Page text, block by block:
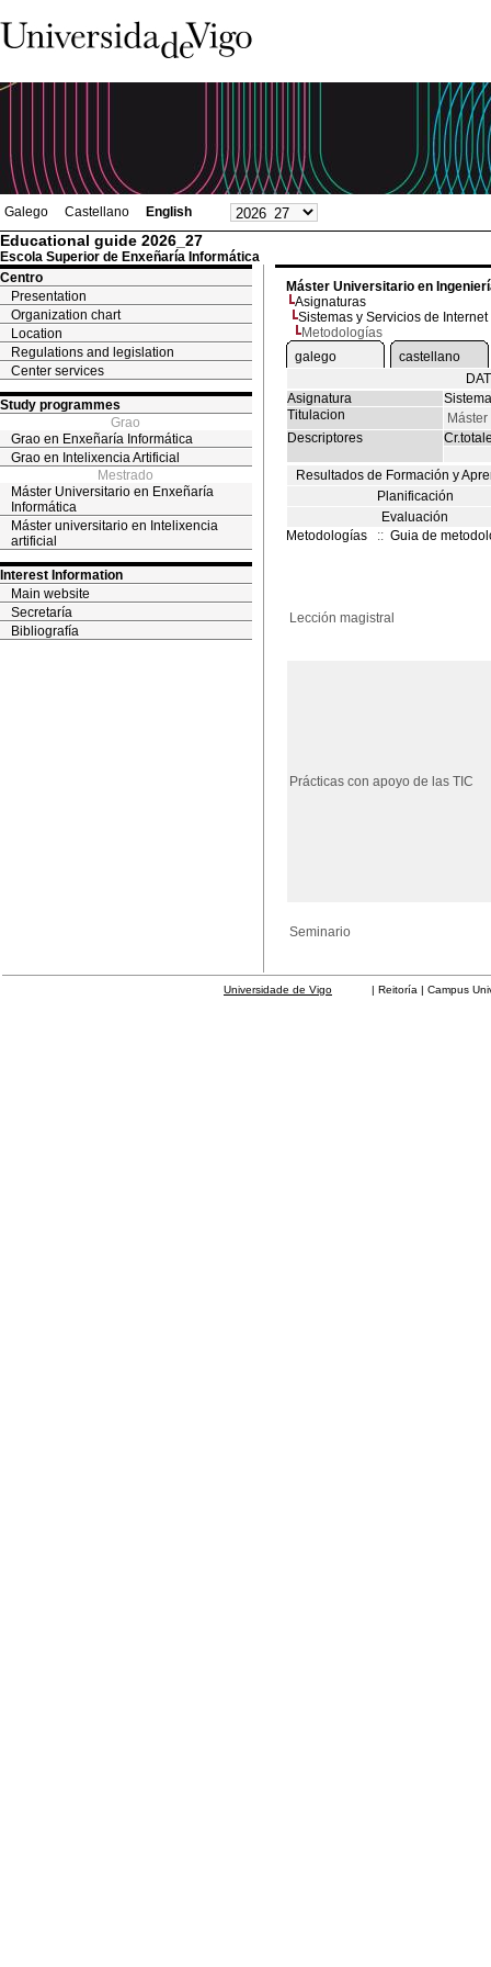
Galego Castellano English
Educational guide 2026_27
Escola Superior de Enxeñaría Informática
Centro
Presentation
Organization chart
Location
Regulations and legislation
Center services
Study programmes
Grao
Grao en Enxeñaría Informática
Grao en Intelixencia Artificial
Mestrado
Máster Universitario en Enxeñaría
Informática
Máster universitario en Intelixencia
artificial
Interest Information
Main website
Secretaría
Bibliografía
Máster Universitario en
Asignaturas
Sistemas y Servicios de Internet
Metodologías
galego
castellano
Asignatura
Titulacion
Descriptores
Resultados de Formación y
Planificación
Evaluación
Metodologías
:: Guia de
Lección magistral
Prácticas con apoyo de las TIC
Seminario
Universidade de Vigo | Reitoría | Campus